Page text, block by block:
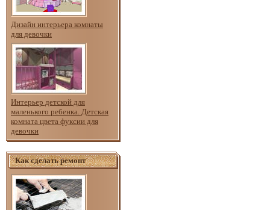
Дизайн интерьера комнаты
для девочки
Интерьер детской для
маленького ребенка. Детская
комната цвета фуксии для
девочки
Как сделать ремонт